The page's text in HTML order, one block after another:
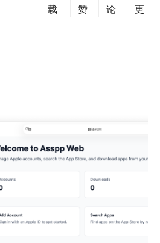
载
赞
论
更